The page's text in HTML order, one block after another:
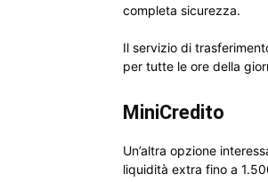
completa sicurezza.
Il servizio di
per tutte le ore della
MiniCredito
Un’altra opzione
liquidità extra fino a